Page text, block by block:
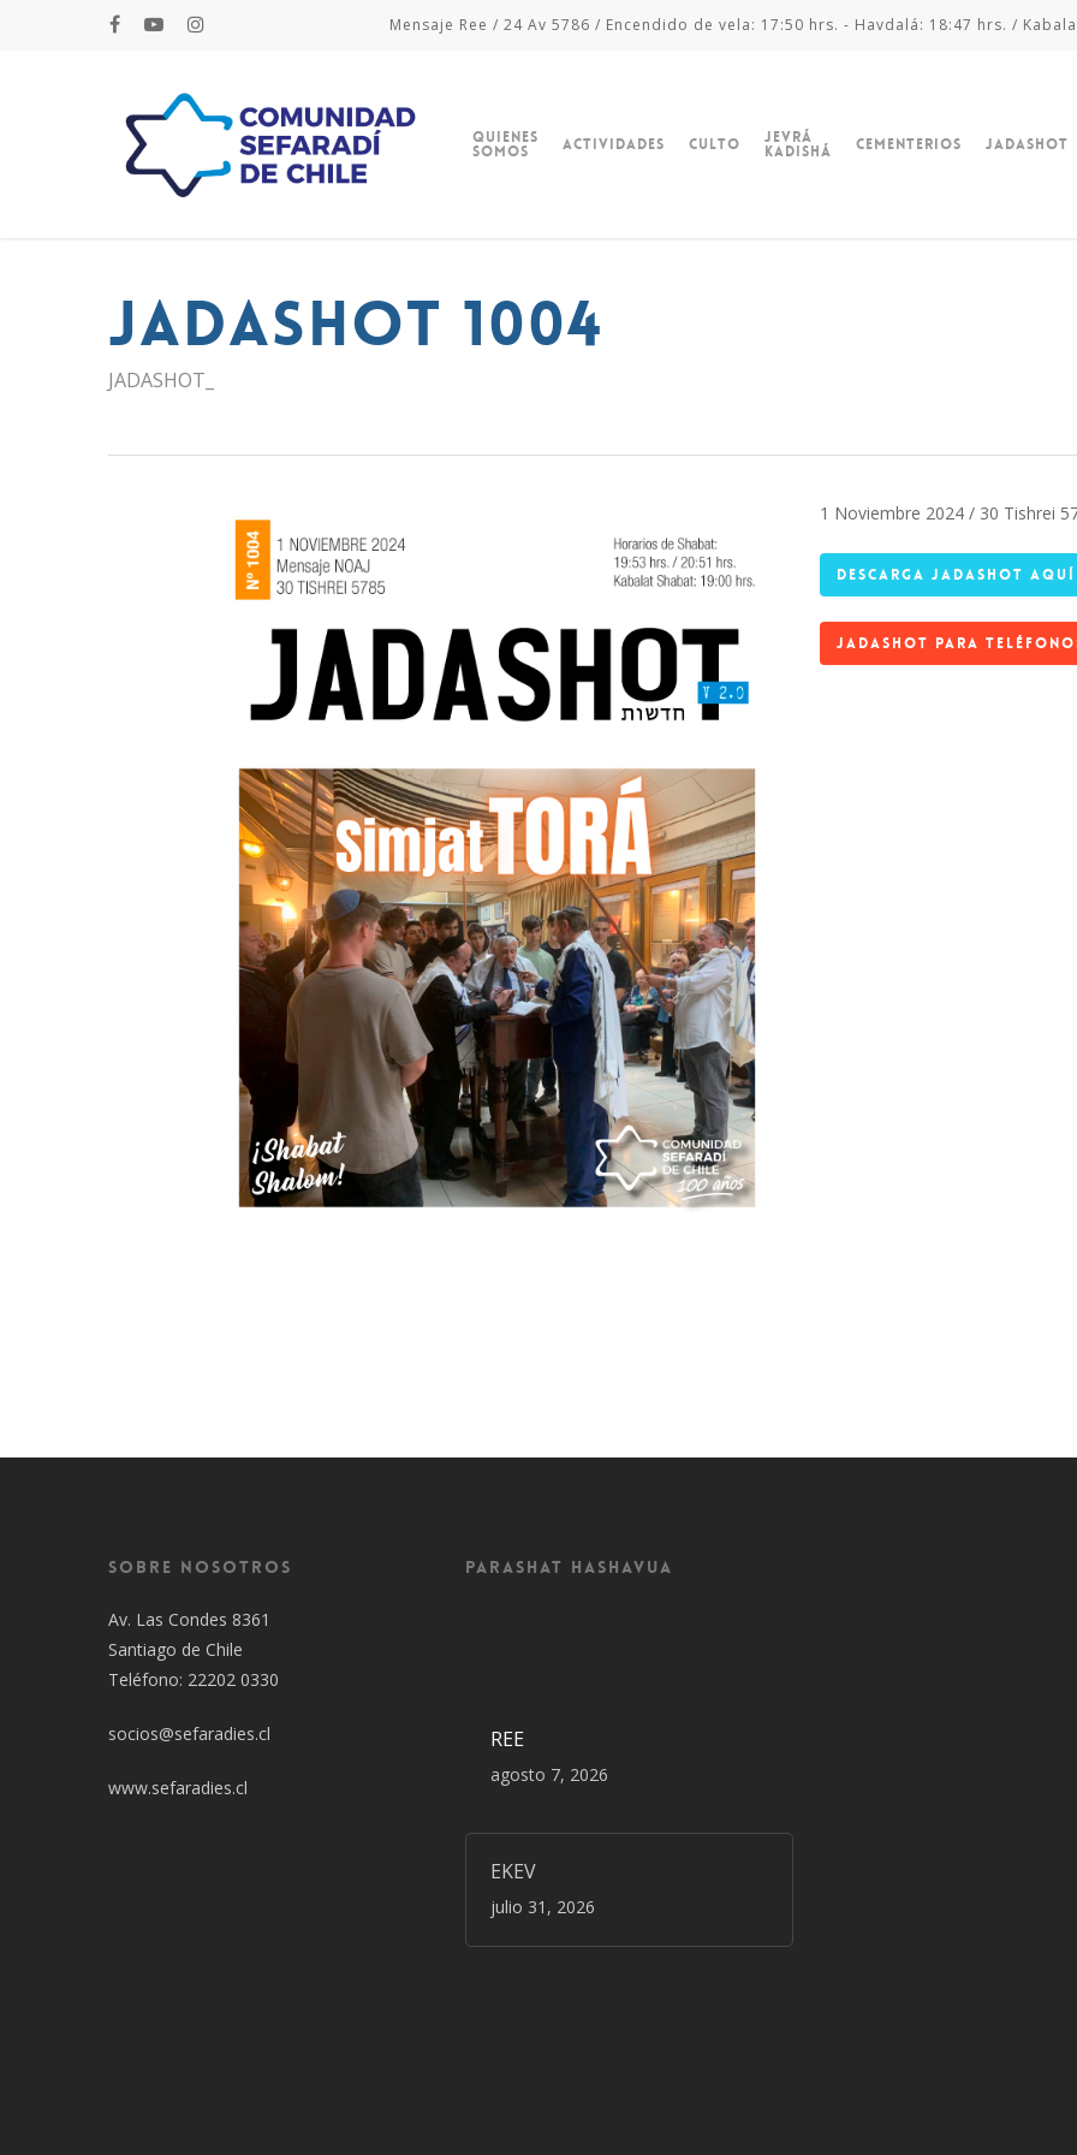
Mensaje Ree / 24 Av 5786 / Encendido de vela: 17:50 hrs. - Havdalá: 18:47 hrs. /
Hit enter to search or ESC to close
Quienes
Somos Actividades Culto Jevrá
Kadishá Cementerios Jadashot
JADASHOT 1004
JADASHOT_
1 Noviembre 2024 / 30 Tishrei
DESCARGA JADASHOT AQUÍ
JADASHOT PARA
Sobre Nosotros
Av. Las Condes 8361
Santiago de Chile
Teléfono: 22202 0330
socios@sefaradies.cl
www.sefaradies.cl
Parashat Hashavua
REE
agosto 7, 2026
EKEV
julio 31, 2026